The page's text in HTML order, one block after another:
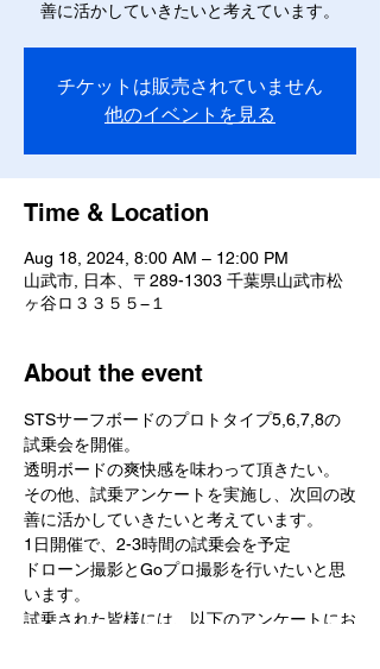
善に活かしていきたいと考えています。
チケットは販売されていません
他のイベントを見る
Time & Location
Aug 18, 2024, 8:00 AM – 12:00 PM
山武市, 日本、〒289-1303 千葉県山武市松
ヶ谷ロ３３５５−１
About the event
STSサーフボードのプロトタイプ5,6,7,8の
試乗会を開催。
透明ボードの爽快感を味わって頂きたい。
その他、試乗アンケートを実施し、次回の改
善に活かしていきたいと考えています。
1日開催で、2-3時間の試乗会を予定
ドローン撮影とGoプロ撮影を行いたいと思
います。
試乗された皆様には、以下のアンケートにお